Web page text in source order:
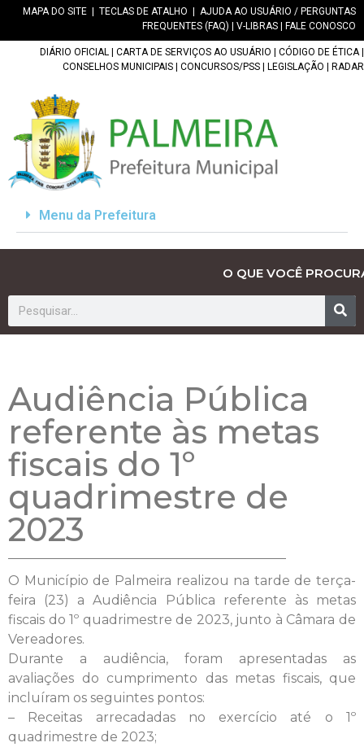
MAPA DO SITE TECLAS DE ATALHO
AJUDA AO USUÁRIO / PERGUNTAS
FREQUENTES (FAQ)
V-LIBRAS FALE CONOSCO
DIÁRIO OFICIAL CARTA DE SERVIÇOS AO USUÁRIO CÓDIGO DE ÉTICA|
CONSELHOS MUNICIPAIS
CONCURSOS/PSS LEGISLAÇÃO RADAR
Menu da Prefeitura
O QUE VOCÊ
Audiência Pública
referente às metas
fiscais do 1º
quadrimestre de
2023
O Município de Palmeira realizou na tarde de terça-
feira (23) a Audiência Pública referente às metas
fiscais do 1º quadrimestre de 2023, junto à Câmara de
Vereadores.
Durante a audiência, foram apresentadas as
avaliações do cumprimento das metas fiscais, que
incluíram os seguintes pontos:
– Receitas arrecadadas no exercício até o 1º
quadrimestre de 2023;